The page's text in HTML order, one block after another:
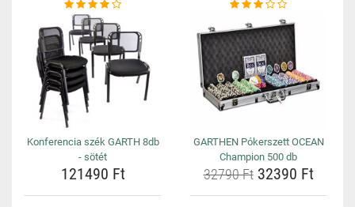
Konferencia szék GARTH 8db
- sötét
121490 Ft
GARTHEN Pókerszett OCEAN
Champion 500 db
32790 Ft32390 Ft